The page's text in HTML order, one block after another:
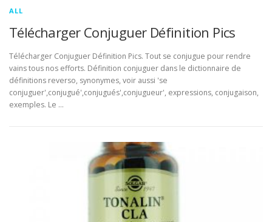
ALL
Télécharger Conjuguer Définition Pics
Télécharger Conjuguer Définition Pics. Tout se conjugue pour rendre
vains tous nos efforts. Définition conjuguer dans le dictionnaire de
définitions reverso, synonymes, voir aussi 'se
conjuguer',conjugué',conjugués',conjugueur', expressions, conjugaison,
exemples. Le …